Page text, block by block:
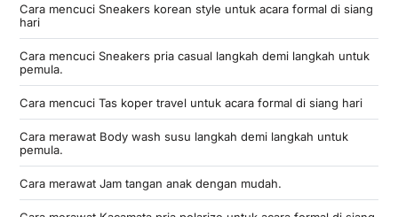
Cara mencuci Sneakers korean style untuk acara formal di siang
hari
Cara mencuci Sneakers pria casual langkah demi langkah untuk
pemula.
Cara mencuci Tas koper travel untuk acara formal di siang hari
Cara merawat Body wash susu langkah demi langkah untuk
pemula.
Cara merawat Jam tangan anak dengan mudah.